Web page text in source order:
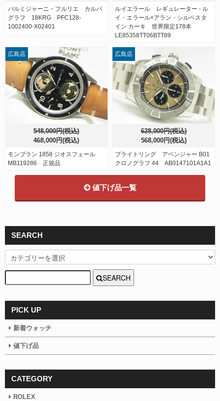
パルミジャーニ・フルリエ カルパ
グラフ 18KRG PFC128-
1002400-X02401
ルイエラール レギュレーター - ル
イ・エラール×アラン・シルベスタ
イン カーキ 世界限定178本
LE85358TT06BTT89
548,000円(税込)
468,000円(税込)
モンブラン 1858 ジオスフェール
MB119286 正規品
広島店
628,000円(税込)
568,000円(税込)
ブライトリング アベンジャー B01
クロノグラフ 44 AB0147101A1A1
広島店
値下げ品一覧
SEARCH
SEARCH
PICK UP
新着ウォッチ
値下げ品
CATEGORY
ROLEX